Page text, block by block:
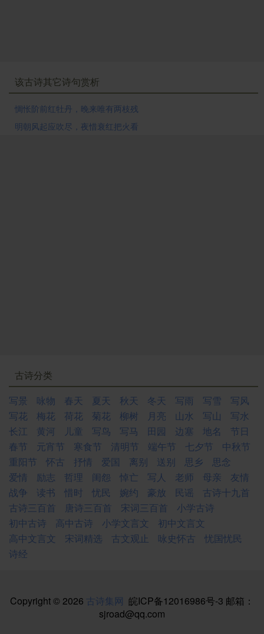
该古诗其它诗句赏析
惆怅阶前红牡丹，晚来唯有两枝残
明朝风起应吹尽，夜惜衰红把火看
古诗分类
写景
咏物 春天 夏天 秋天 冬天 写雨 写雪
写风
写花
梅花 荷花 菊花 柳树 月亮 山水 写山
写水
长江
黄河 儿童 写鸟 写马 田园 边塞 地名
节日
春节
元宵节 寒食节 清明节 端午节 七夕节
中秋节
重阳节
怀古 抒情 爱国 离别 送别 思乡
思念
爱情
励志 哲理 闺怨 悼亡 写人 老师 母亲
友情
战争
读书 惜时 忧民 婉约 豪放 民谣
古诗十九首
古诗三百首
唐诗三百首 宋词三百首
小学古诗
初中古诗
高中古诗 小学文言文
初中文言文
高中文言文
宋词精选 古文观止 咏史怀古
忧国忧民
诗经
Copyright © 2026 古诗集网 皖ICP备12016986号-3 邮箱：
sjroad@qq.com